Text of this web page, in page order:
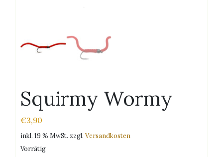
Squirmy Wormy
€3,90
inkl. 19 % MwSt. zzgl. Versandkosten
Vorrätig